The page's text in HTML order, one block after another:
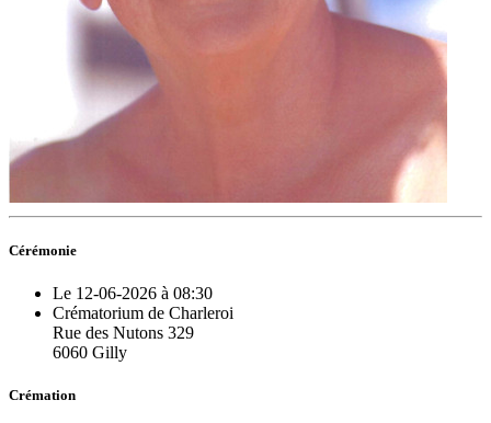
Cérémonie
Le 12-06-2026 à 08:30
Crématorium de Charleroi
Rue des Nutons 329
6060 Gilly
Crémation